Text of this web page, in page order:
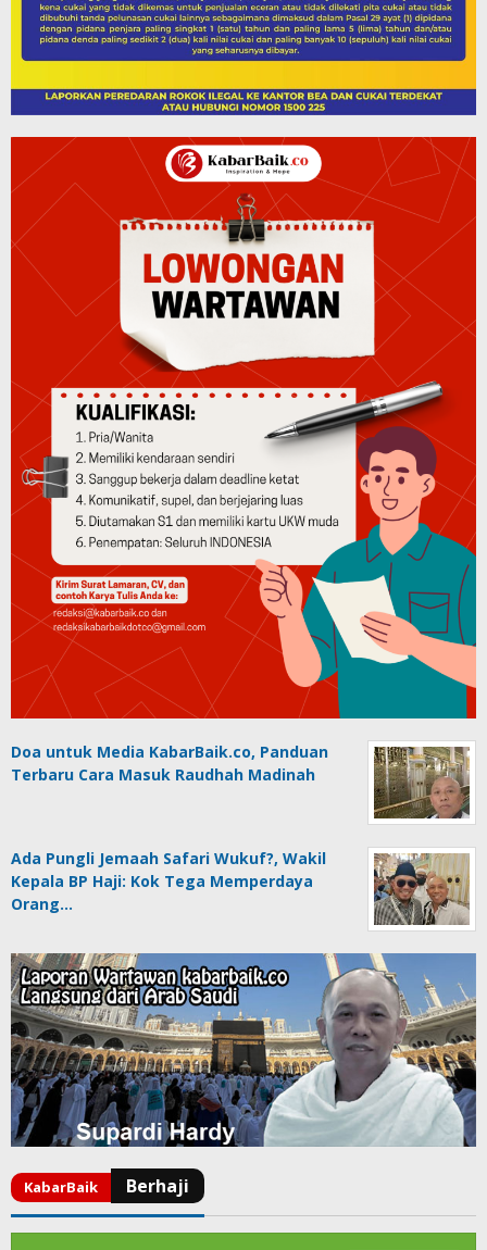
Doa untuk Media KabarBaik.co, Panduan
Terbaru Cara Masuk Raudhah Madinah
Ada Pungli Jemaah Safari Wukuf?, Wakil
Kepala BP Haji: Kok Tega Memperdaya
Orang…